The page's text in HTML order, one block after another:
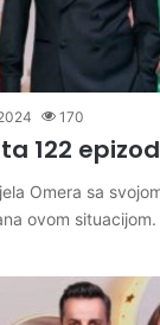
170
122
Omera sa
ovom